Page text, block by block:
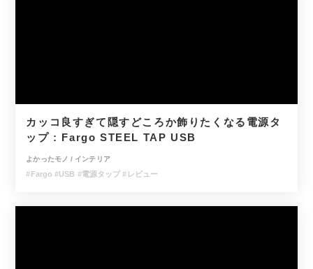
カッコ良すぎて隠すどころか飾りたくなる電源タ
ップ : Fargo STEEL TAP USB
よかったモノ / インテリア
#Fargo#USB #電源タップ#レビュー